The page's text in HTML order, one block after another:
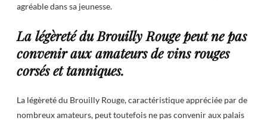
agréable dans sa jeunesse.
La légèreté du Brouilly Rouge peut ne pas
convenir aux amateurs de vins rouges
corsés et tanniques.
La légèreté du Brouilly Rouge, caractéristique appréciée par de
nombreux amateurs, peut toutefois ne pas convenir aux palais